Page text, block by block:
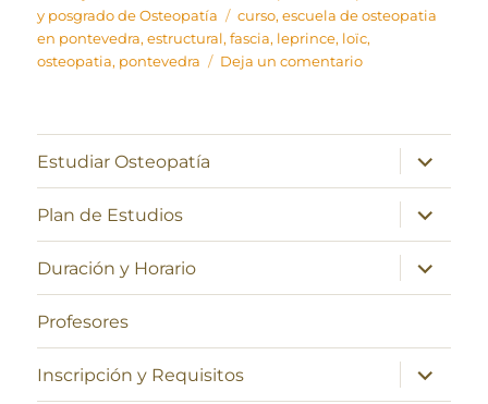
el
y posgrado de Osteopatía
Etiquetas
curso,escuela de osteopatia
en pontevedra,estructural,fascia, leprince, loïc,
osteopatia, pontevedra Deja un comentarioen
Leprince
Escuela
Osteopatía
Estudiar Osteopatía
expande
el
menú
inferior
Plan de Estudios
expande
el
menú
inferior
Duración y Horario
expande
el
menú
Profesores
Inscripción y Requisitos
expande
el